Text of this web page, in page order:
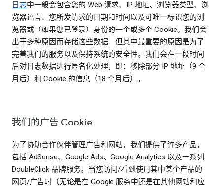
日志中一般会包含您的 Web 请求、IP 地址、浏览器类型、浏
览器语言、您所发请求的日期和时间以及可唯一标识您的浏
览器或（如果您已登录）身份的一个或多个 Cookie。我们会
出于多种原因而存储这些数据，但其中最重要的原因是为了
完善我们的服务以及保持系统的安全性。我们会在一段时间
后对日志数据进行匿名化处理，即：移除部分 IP 地址（9 个
月后）和 Cookie 的信息（18 个月后）。
我们的广告 Cookie
为了协助合作伙伴管理广告和网站，我们提供了许多产品，
包括 AdSense、Google Ads、Google Analytics 以及一系列
DoubleClick 品牌服务。当您访问/看到使用其中某个产品的
网页/广告时（无论是在 Google 服务中还是在其他网站和应